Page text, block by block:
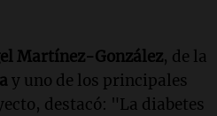
Martínez-González, de la
y uno de los principales
destacó: "La diabetes